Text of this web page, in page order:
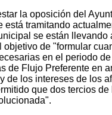
la oposición del
está tramitando
se están
objetivo de "formular
en el periodo
de Flujo Preferente en
de los intereses de los
que dos tercios